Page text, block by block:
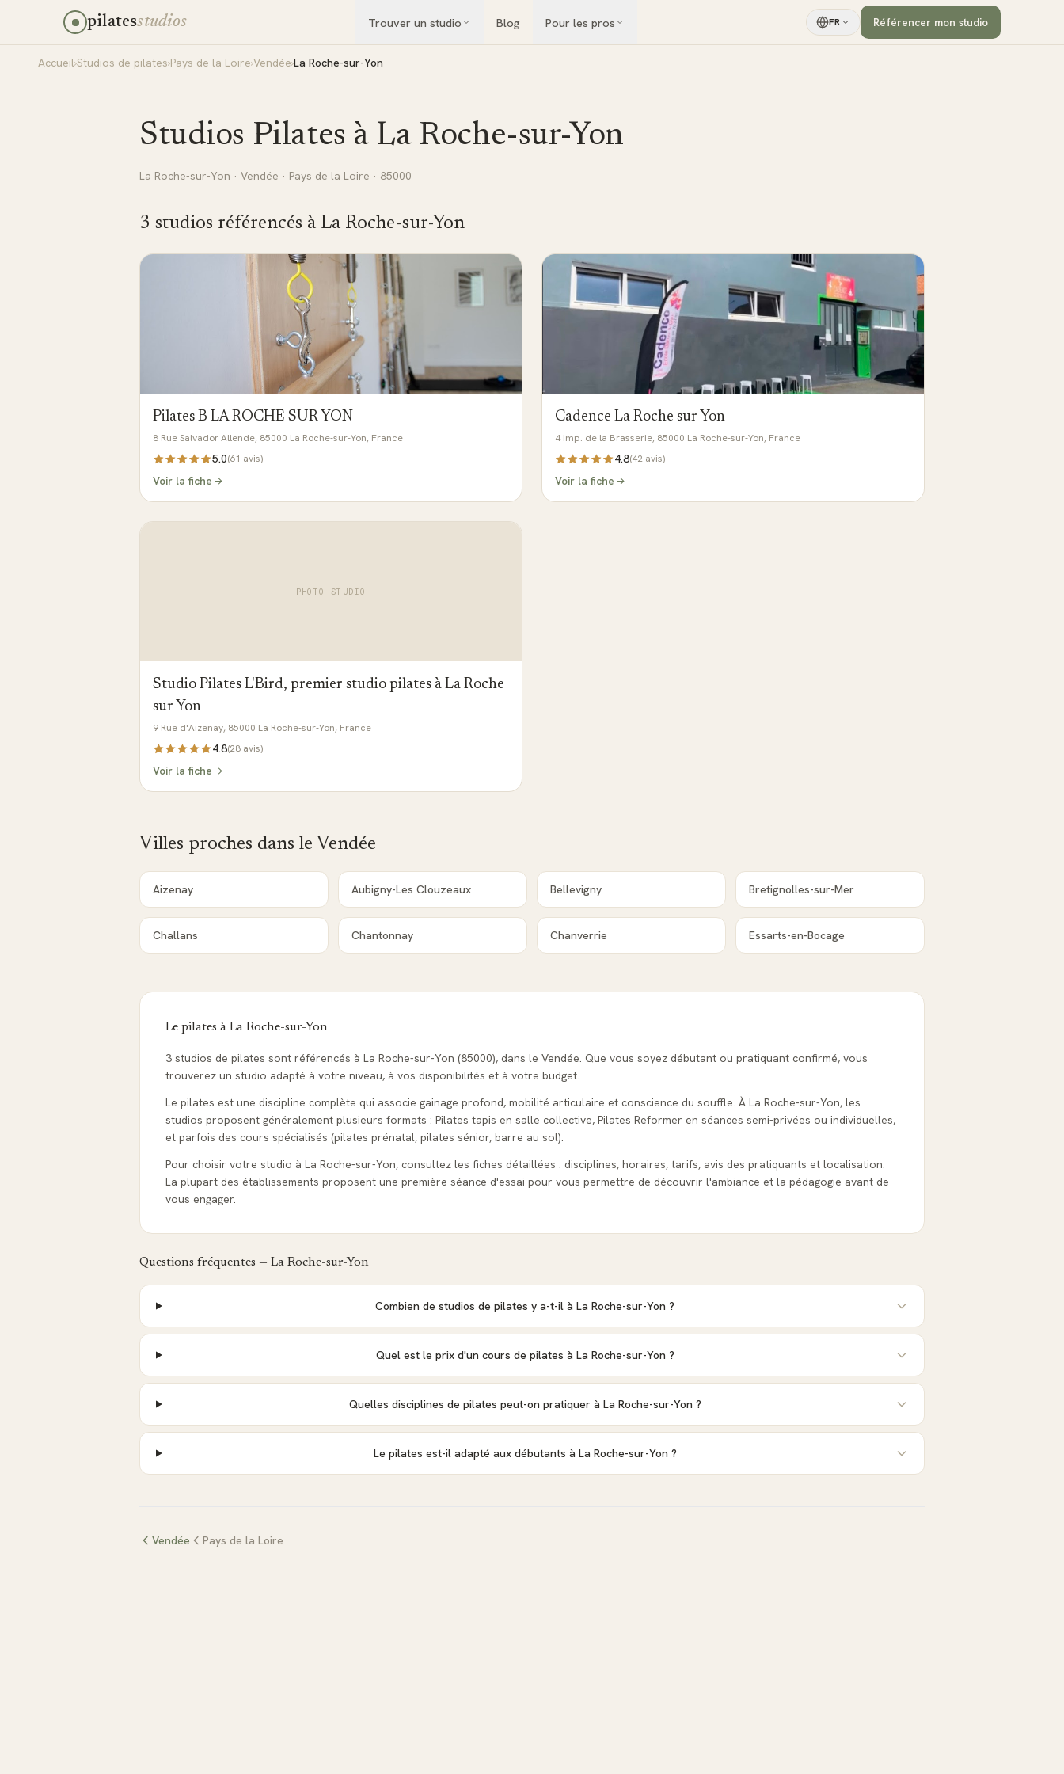
pilatesstudios Trouver un studio Blog Pour les pros FR Référencer mon studio
Accueil›Studios de pilates›Pays de la Loire›Vendée›La Roche-sur-Yon
Studios Pilates à La Roche-sur-Yon
La Roche-sur-Yon · Vendée · Pays de la Loire · 85000
3 studios référencés à La Roche-sur-Yon
Pilates B LA ROCHE SUR YON
8 Rue Salvador Allende, 85000 La Roche-sur-Yon, France
5.0(61 avis)
Voir la fiche
Cadence La Roche sur Yon
4 Imp. de la Brasserie, 85000 La Roche-sur-Yon, France
4.8(42 avis)
Voir la fiche
PHOTO STUDIO
Studio Pilates L'Bird, premier studio pilates à La Roche
sur Yon
9 Rue d'Aizenay, 85000 La Roche-sur-Yon, France
4.8(28 avis)
Voir la fiche
Villes proches dans le Vendée
Aizenay Aubigny-Les Clouzeaux Bellevigny Bretignolles-sur-Mer
Challans Chantonnay Chanverrie Essarts-en-Bocage
Le pilates à La Roche-sur-Yon
3 studios de pilates sont référencés à La Roche-sur-Yon (85000), dans le Vendée. Que vous soyez débutant ou pratiquant confirmé, vous
trouverez un studio adapté à votre niveau, à vos disponibilités et à votre budget.
Le pilates est une discipline complète qui associe gainage profond, mobilité articulaire et conscience du souffle. À La Roche-sur-Yon, les
studios proposent généralement plusieurs formats : Pilates tapis en salle collective, Pilates Reformer en séances semi-privées ou individuelles,
et parfois des cours spécialisés (pilates prénatal, pilates sénior, barre au sol).
Pour choisir votre studio à La Roche-sur-Yon, consultez les fiches détaillées : disciplines, horaires, tarifs, avis des pratiquants et localisation.
La plupart des établissements proposent une première séance d'essai pour vous permettre de découvrir l'ambiance et la pédagogie avant de
vous engager.
Questions fréquentes — La Roche-sur-Yon
Combien de studios de pilates y a-t-il à La Roche-sur-Yon ?
Quel est le prix d'un cours de pilates à La Roche-sur-Yon ?
Quelles disciplines de pilates peut-on pratiquer à La Roche-sur-Yon ?
Le pilates est-il adapté aux débutants à La Roche-sur-Yon ?
Vendée Pays de la Loire